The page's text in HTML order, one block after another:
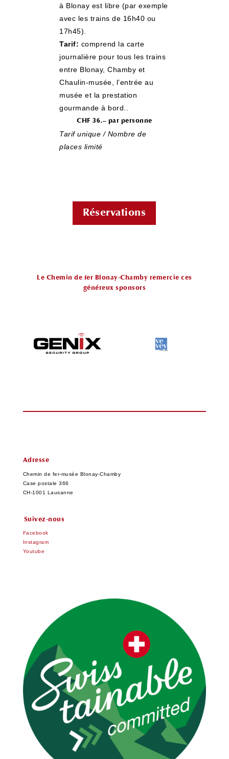
à Blonay est libre (par exemple
avec les trains de 16h40 ou
17h45)
Tarif: comprend la carte
journalière pour tous les trains
entre Blonay, Chamby et
Chaulin-musée, l’entrée au
musée et la prestation
gourmande à bord.
CHF 36.– par personne
Tarif unique / Nombre de
places limité
Réservations
Le Chemin de fer Blonay-Chamby remercie ces
généreux sponsors
Adresse
Chemin de fer-musée Blonay-Chamby
Case postale 366
CH-1001 Lausanne
Suivez-nous
Facebook
Instagram
Youtube